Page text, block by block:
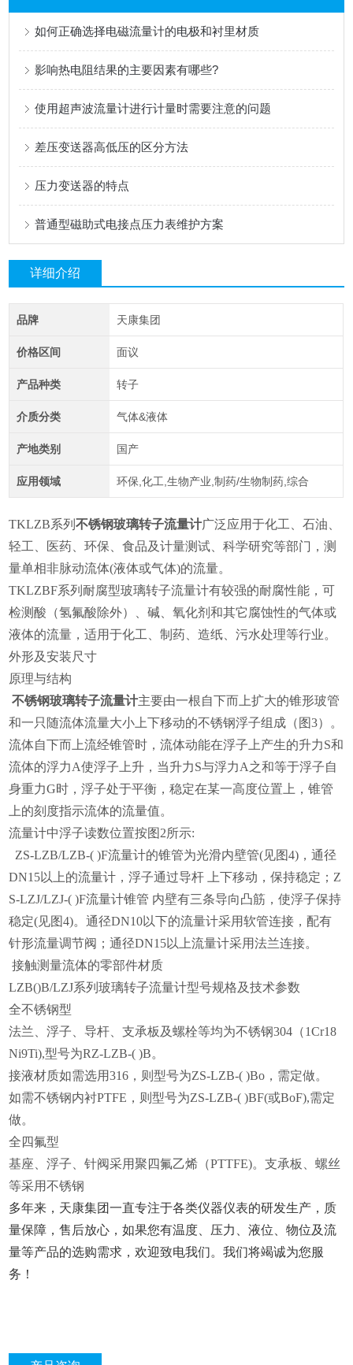
如何正确选择电磁流量计的电极和衬里材质
影响热电阻结果的主要因素有哪些?
使用超声波流量计进行计量时需要注意的问题
差压变送器高低压的区分方法
压力变送器的特点
普通型磁助式电接点压力表维护方案
详细介绍
品牌 天康集团
价格区间 面议
产品种类 转子
介质分类 气体&液体
产地类别 国产
应用领域 环保,化工,生物产业,制药/生物制药,综合
TKLZB系列不锈钢玻璃转子流量计广泛应用于化工、石油、
轻工、医药、环保、食品及计量测试、科学研究等部门，测
量单相非脉动流体(液体或气体)的流量。
TKLZBF系列耐腐型玻璃转子流量计有较强的耐腐性能，可
检测酸（氢氟酸除外）、碱、氧化剂和其它腐蚀性的气体或
液体的流量，适用于化工、制药、造纸、污水处理等行业。
外形及安装尺寸
原理与结构
不锈钢玻璃转子流量计主要由一根自下而上扩大的锥形玻管
和一只随流体流量大小上下移动的不锈钢浮子组成（图3）。
流体自下而上流经锥管时，流体动能在浮子上产生的升力S和
流体的浮力A使浮子上升，当升力S与浮力A之和等于浮子自
身重力G时，浮子处于平衡，稳定在某一高度位置上，锥管
上的刻度指示流体的流量值。
流量计中浮子读数位置按图2所示:
ZS-LZB/LZB-( )F流量计的锥管为光滑内壁管(见图4)，通径
DN15以上的流量计，浮子通过导杆 上下移动，保持稳定；Z
S-LZJ/LZJ-( )F流量计锥管 内壁有三条导向凸筋，使浮子保持
稳定(见图4)。通径DN10以下的流量计采用软管连接，配有
针形流量调节阀；通径DN15以上流量计采用法兰连接。
接触测量流体的零部件材质
LZB()B/LZJ系列玻璃转子流量计型号规格及技术参数
全不锈钢型
法兰、浮子、导杆、支承板及螺栓等均为不锈钢304（1Cr18
Ni9Ti),型号为RZ-LZB-( )B。
接液材质如需选用316，则型号为ZS-LZB-( )Bo，需定做。
如需不锈钢内衬PTFE，则型号为ZS-LZB-( )BF(或BoF),需定
做。
全四氟型
基座、浮子、针阀采用聚四氟乙烯（PTTFE)。支承板、螺丝
等采用不锈钢
多年来，天康集团一直专注于各类仪器仪表的研发生产，质
量保障，售后放心，如果您有温度、压力、液位、物位及流
量等产品的选购需求，欢迎致电我们。我们将竭诚为您服
务！